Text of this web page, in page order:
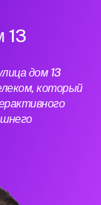
13
дом 13
который